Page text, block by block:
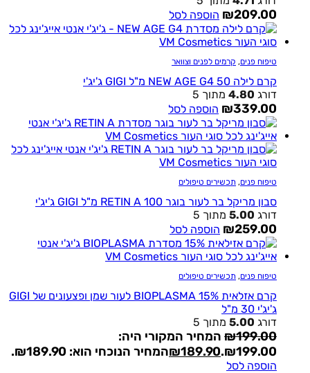
₪209.00 הוספה לסל
טיפוח פנים, קרמים לפנים וצוואר
קרם לילה NEW AGE G4 50 מ"ל GIGI ג'יג'י
4.80מתוך 5
₪339.00 הוספה לסל
טיפוח פנים, תכשירים טיפולים
סבון מריקל בר לעור בוגר RETIN A 100 מ"ל GIGI ג'יג'י
5.00מתוך 5
₪259.00 הוספה לסל
טיפוח פנים, תכשירים טיפולים
קרם אזלאית 15% BIOPLASMA לעור שמן ופצעונים של GIGI
5.00מתוך 5
₪199.00
המחיר המקורי היה:
₪199.00.
₪189.90 המחיר הנוכחי הוא: ₪189.90.
הוספה לסל